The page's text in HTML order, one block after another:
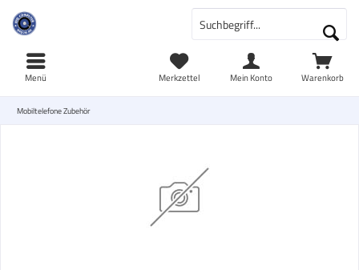
Warenkorb
Merkzettel Mein Konto
Menü
Mobiltelefone Zubehör